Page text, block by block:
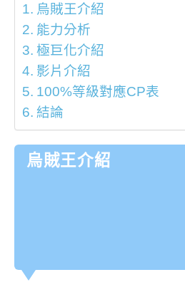
烏賊王介紹
能力分析
極巨化介紹
影片介紹
100%等級對應CP表
結論
烏賊王介紹